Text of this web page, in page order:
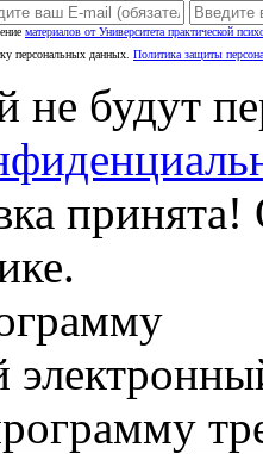
материалов от Университета практической
персональных данных. Политика защиты
не будут